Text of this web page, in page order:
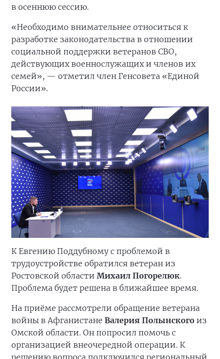
в осеннюю сессию.
«Необходимо внимательнее относиться к
разработке законодательства в отношении
социальной поддержки ветеранов СВО,
действующих военнослужащих и членов их
семей», — отметил член Генсовета «Единой
России».
К Евгению Поддубному с проблемой в
трудоустройстве обратился ветеран из
Ростовской области Михаил Погорелюк.
Проблема будет решена в ближайшее время.
На приёме рассмотрели обращение ветерана
войны в Афганистане Валерия Полынского из
Омской области. Он попросил помочь с
организацией внеочередной операции. К
решению вопроса подключился региональный